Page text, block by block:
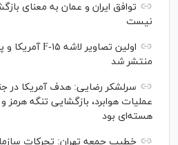
توافق ایران و عمان به معنای
نیست
منتشر شد
سرلشکر رضایی: هدف آمریکا در
عملیات هوابرد، بازگشایی تنگه
هسته‌ای بود
خطیب جمعه تهران: تحرکات